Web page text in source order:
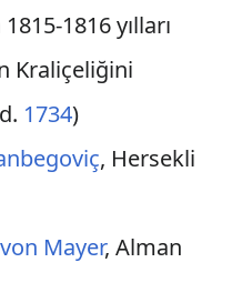
1816 yılları
Kraliçeliğini
1734)
, Hersekli
Mayer, Alman